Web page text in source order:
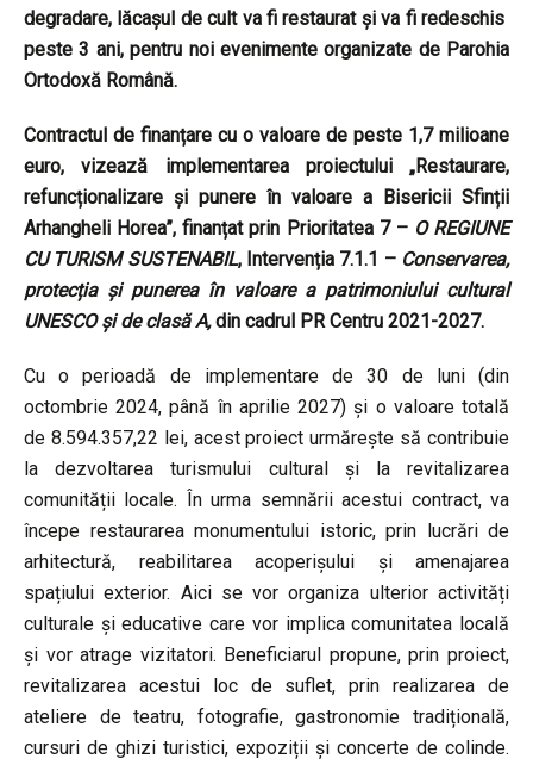
degradare, lăcașul de cult va fi restaurat și va fi redeschis
peste 3 ani, pentru noi evenimente organizate de Parohia
Ortodoxă Română.
Contractul de finanțare cu o valoare de peste 1,7 milioane
euro, vizează implementarea proiectului „Restaurare,
refuncționalizare și punere în valoare a Bisericii Sfinții
Arhangheli Horea”, finanțat prin Prioritatea 7 – O REGIUNE
CU TURISM SUSTENABIL, Intervenția 7.1.1 – Conservarea,
protecția și punerea în valoare a patrimoniului cultural
UNESCO și de clasă A,din cadrul PR Centru 2021-2027.
Cu o perioadă de implementare de 30 de luni (din
octombrie 2024, până în aprilie 2027) și o valoare totală
de 8.594.357,22 lei, acest proiect urmărește să contribuie
la dezvoltarea turismului cultural și la revitalizarea
comunității locale. În urma semnării acestui contract, va
începe restaurarea monumentului istoric, prin lucrări de
arhitectură, reabilitarea acoperișului și amenajarea
spațiului exterior. Aici se vor organiza ulterior activități
culturale și educative care vor implica comunitatea locală
și vor atrage vizitatori. Beneficiarul propune, prin proiect,
revitalizarea acestui loc de suflet, prin realizarea de
ateliere de teatru, fotografie, gastronomie tradițională,
cursuri de ghizi turistici, expoziții și concerte de colinde.